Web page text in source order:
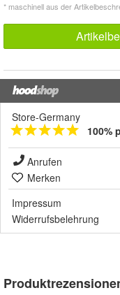
* maschinell aus der
Store-Germany
100%
Anrufen
Merken
Impressum
Widerrufsbelehrung